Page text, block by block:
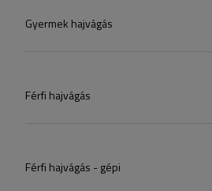
Gyermek hajvágás
Férfi hajvágás
Férfi hajvágás - gépi